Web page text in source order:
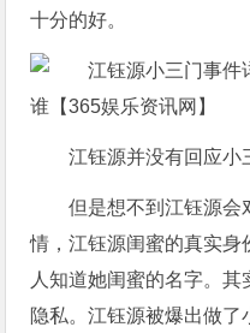
十分的好。
江钰源并没有回应小
但是想不到江钰源会
情，江钰源闺蜜的真实
人知道她闺蜜的名字。
隐私。江钰源被爆出做